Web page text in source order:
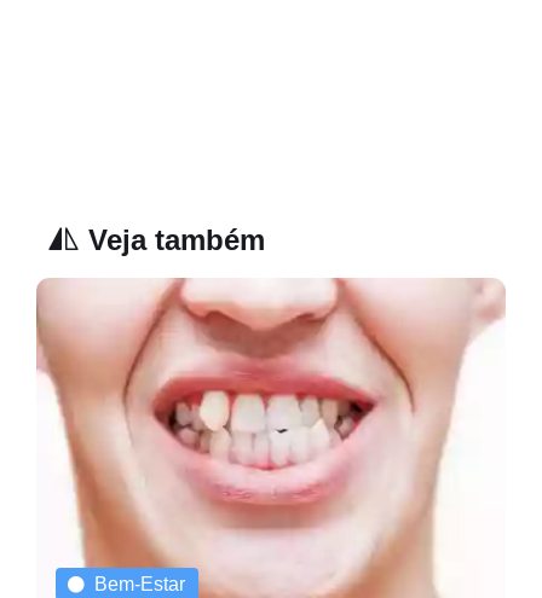
Veja também
Bem-Estar